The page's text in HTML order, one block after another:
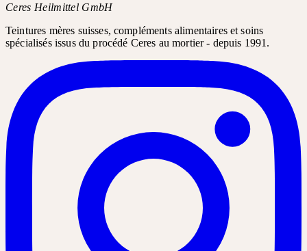
Ceres Heilmittel GmbH
Teintures mères suisses, compléments alimentaires et soins
spécialisés issus du procédé Ceres au mortier - depuis 1991.